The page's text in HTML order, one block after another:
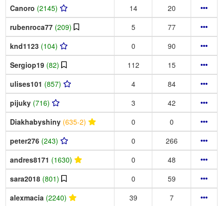
Canoro (2145) 14
20
rubenroca77 (209) 5
77
knd1123 (104) 0
90
Sergiop19 (82) 112
15
ulises101 (857) 4
84
pijuky (716) 3
42
Diakhabyshiny (635-2) 0
0
peter276 (243) 0
266
andres8171 (1630) 0
48
sara2018 (801) 0
59
alexmacia (2240) 39
7